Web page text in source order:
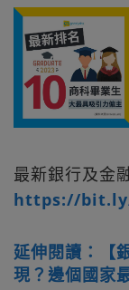
最新銀行及金
https://
延伸閱讀：【
現？邊個國